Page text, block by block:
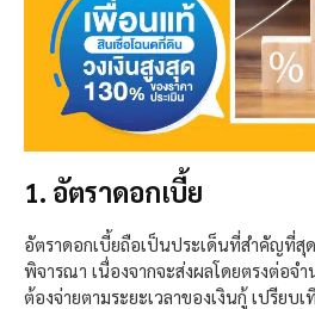
1. อัตราดอกเบี้ย
อัตราดอกเบี้ยถือเป็นประเด็นที่สำคัญที่สุ
พิจารณา เนื่องจากจะส่งผลโดยตรงต่อ
ต้องจ่ายตามระยะเวลาของเงินกู้ เปรียบ